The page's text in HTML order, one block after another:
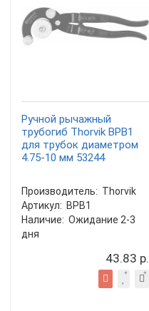
Ручной рычажный
трубогиб Thorvik BPB1
для трубок диаметром
4.75-10 мм 53244
Производитель: Thorvik
Артикул: BPB1
Наличие: Ожидание 2-3
дня
43.83 р.